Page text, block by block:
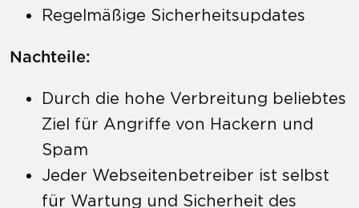
Regelmäßige Sicherheitsupdates
Nachteile:
Durch die hohe Verbreitung beliebtes
Ziel für Angriffe von Hackern und
Spam
Jeder Webseitenbetreiber ist selbst
für Wartung und Sicherheit des